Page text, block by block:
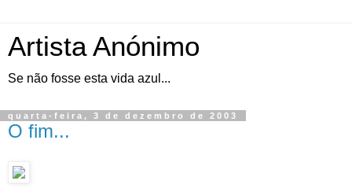
Artista Anónimo
Se não fosse esta vida azul...
quarta-feira, 3 de dezembro de 2003
O fim...